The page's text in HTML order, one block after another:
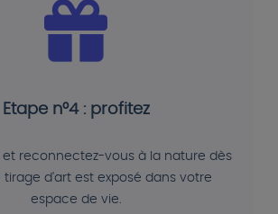
Etape n°4 : profitez
et reconnectez-vous à la nature dès
d'art est exposé dans votre
espace de vie.